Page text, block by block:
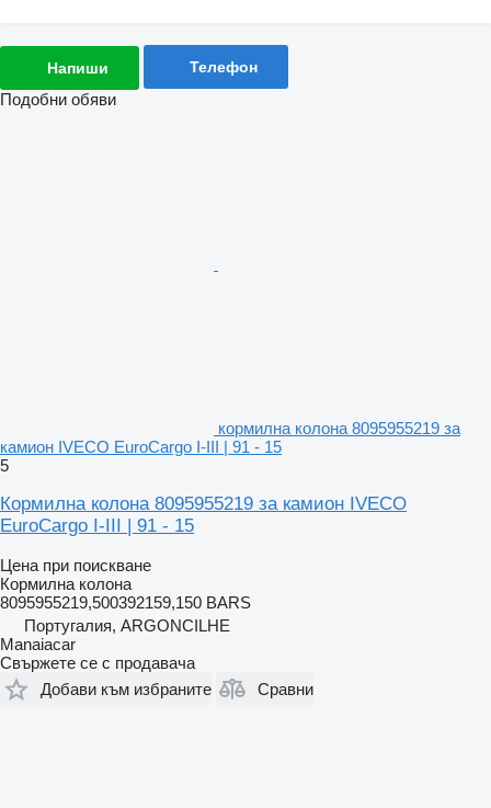
Напиши Телефон
Подобни обяви
кормилна колона 8095955219 за
камион IVECO EuroCargo I-III | 91 - 15
5
Кормилна колона 8095955219 за камион IVECO
EuroCargo I-III | 91 - 15
Цена при поискване
Кормилна колона
8095955219,500392159,150 BARS
Португалия, ARGONCILHE
Manaiacar
Свържете се с продавача
Добави към избраните
Сравни